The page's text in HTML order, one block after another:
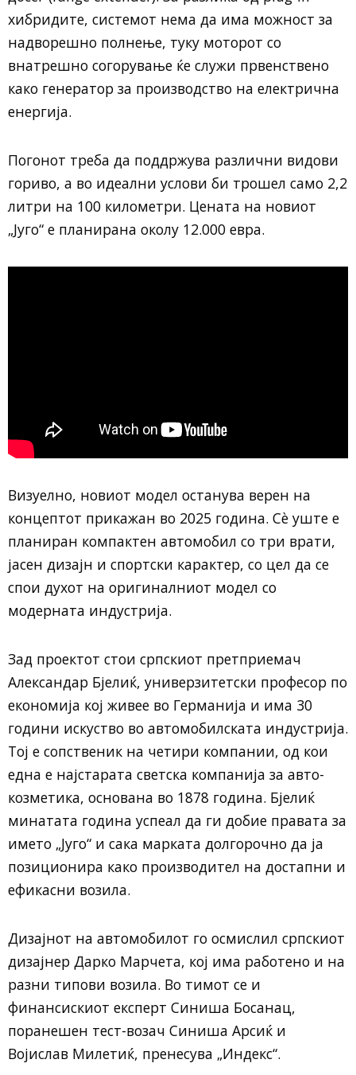
хибридите, системот нема да има можност за
надворешно полнење, туку моторот со
внатрешно согорување ќе служи првенствено
како генератор за производство на електрична
енергија.
Погонот треба да поддржува различни видови
гориво, а во идеални услови би трошел само 2,2
литри на 100 километри. Цената на новиот
„Југо“ е планирана околу 12.000 евра.
Визуелно, новиот модел останува верен на
концептот прикажан во 2025 година. Сè уште е
планиран компактен автомобил со три врати,
јасен дизајн и спортски карактер, со цел да се
спои духот на оригиналниот модел со
модерната индустрија.
Зад проектот стои српскиот претприемач
Александар Бјелиќ, универзитетски професор по
економија кој живее во Германија и има 30
години искуство во автомобилската индустрија.
Тој е сопственик на четири компании, од кои
една е најстарата светска компанија за авто-
козметика, основана во 1878 година. Бјелиќ
минатата година успеал да ги добие правата за
името „Југо“ и сака марката долгорочно да ја
позиционира како производител на достапни и
ефикасни возила.
Дизајнот на автомобилот го осмислил српскиот
дизајнер Дарко Марчета, кој има работено и на
разни типови возила. Во тимот се и
финансискиот експерт Синиша Босанац,
поранешен тест-возач Синиша Арсиќ и
Војислав Милетиќ, пренесува „Индекс“.